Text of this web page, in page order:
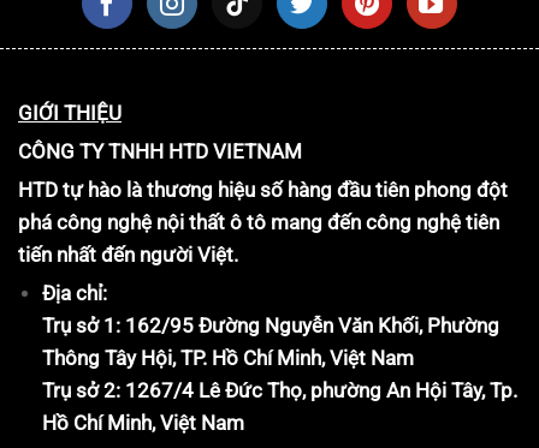
GIỚI THIỆU
CÔNG TY TNHH HTD VIETNAM
HTD tự hào là thương hiệu số hàng đầu tiên phong đột
phá công nghệ nội thất ô tô mang đến công nghệ tiên
tiến nhất đến người Việt.
Địa chỉ:
Trụ sở 1: 162/95 Đường Nguyễn Văn Khối, Phường
Thông Tây Hội, TP. Hồ Chí Minh, Việt Nam
Trụ sở 2: 1267/4 Lê Đức Thọ, phường An Hội Tây, Tp.
Hồ Chí Minh, Việt Nam